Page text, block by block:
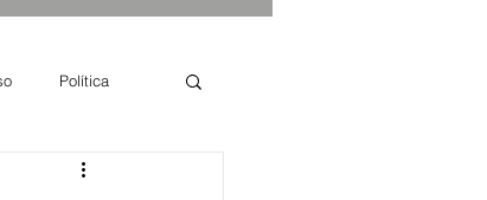
Política